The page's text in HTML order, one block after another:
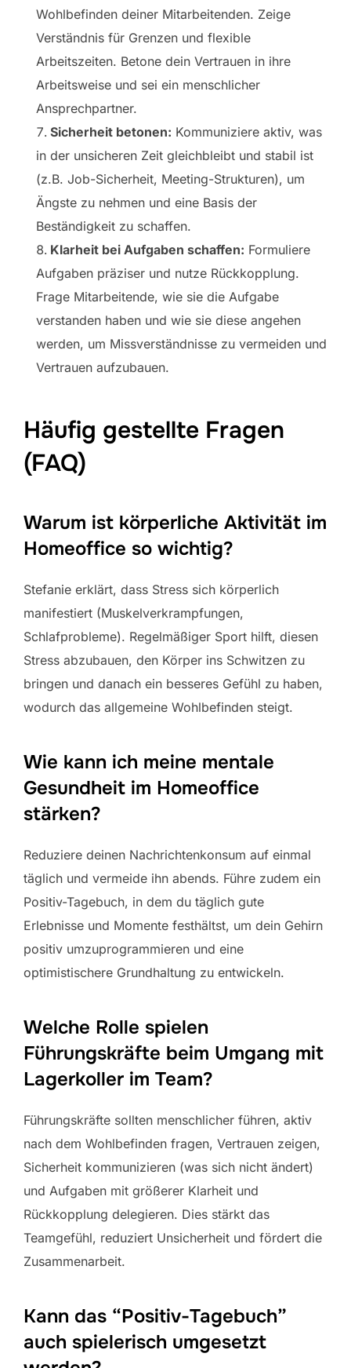
Wohlbefinden deiner Mitarbeitenden. Zeige
Verständnis für Grenzen und flexible
Arbeitszeiten. Betone dein Vertrauen in ihre
Arbeitsweise und sei ein menschlicher
Ansprechpartner.
Sicherheit betonen: Kommuniziere aktiv, was
in der unsicheren Zeit gleichbleibt und stabil ist
(z.B. Job-Sicherheit, Meeting-Strukturen), um
Ängste zu nehmen und eine Basis der
Beständigkeit zu schaffen.
Klarheit bei Aufgaben schaffen: Formuliere
Aufgaben präziser und nutze Rückkopplung.
Frage Mitarbeitende, wie sie die Aufgabe
verstanden haben und wie sie diese angehen
werden, um Missverständnisse zu vermeiden und
Vertrauen aufzubauen.
Häufig gestellte Fragen
(FAQ)
Warum ist körperliche Aktivität im
Homeoffice so wichtig?
Stefanie erklärt, dass Stress sich körperlich
manifestiert (Muskelverkrampfungen,
Schlafprobleme). Regelmäßiger Sport hilft, diesen
Stress abzubauen, den Körper ins Schwitzen zu
bringen und danach ein besseres Gefühl zu haben,
wodurch das allgemeine Wohlbefinden steigt.
Wie kann ich meine mentale
Gesundheit im Homeoffice
stärken?
Reduziere deinen Nachrichtenkonsum auf einmal
täglich und vermeide ihn abends. Führe zudem ein
Positiv-Tagebuch, in dem du täglich gute
Erlebnisse und Momente festhältst, um dein Gehirn
positiv umzuprogrammieren und eine
optimistischere Grundhaltung zu entwickeln.
Welche Rolle spielen
Führungskräfte beim Umgang mit
Lagerkoller im Team?
Führungskräfte sollten menschlicher führen, aktiv
nach dem Wohlbefinden fragen, Vertrauen zeigen,
Sicherheit kommunizieren (was sich nicht ändert)
und Aufgaben mit größerer Klarheit und
Rückkopplung delegieren. Dies stärkt das
Teamgefühl, reduziert Unsicherheit und fördert die
Zusammenarbeit.
Kann das “Positiv-Tagebuch”
auch spielerisch umgesetzt